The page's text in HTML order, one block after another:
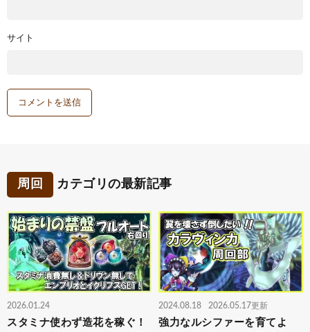
サイト
周回 カテゴリの最新記事
2026.01.24
スタミナ使わず造花を稼ぐ！
2024.08.18 2026.05.17更新
強力なルシファーを育てよ